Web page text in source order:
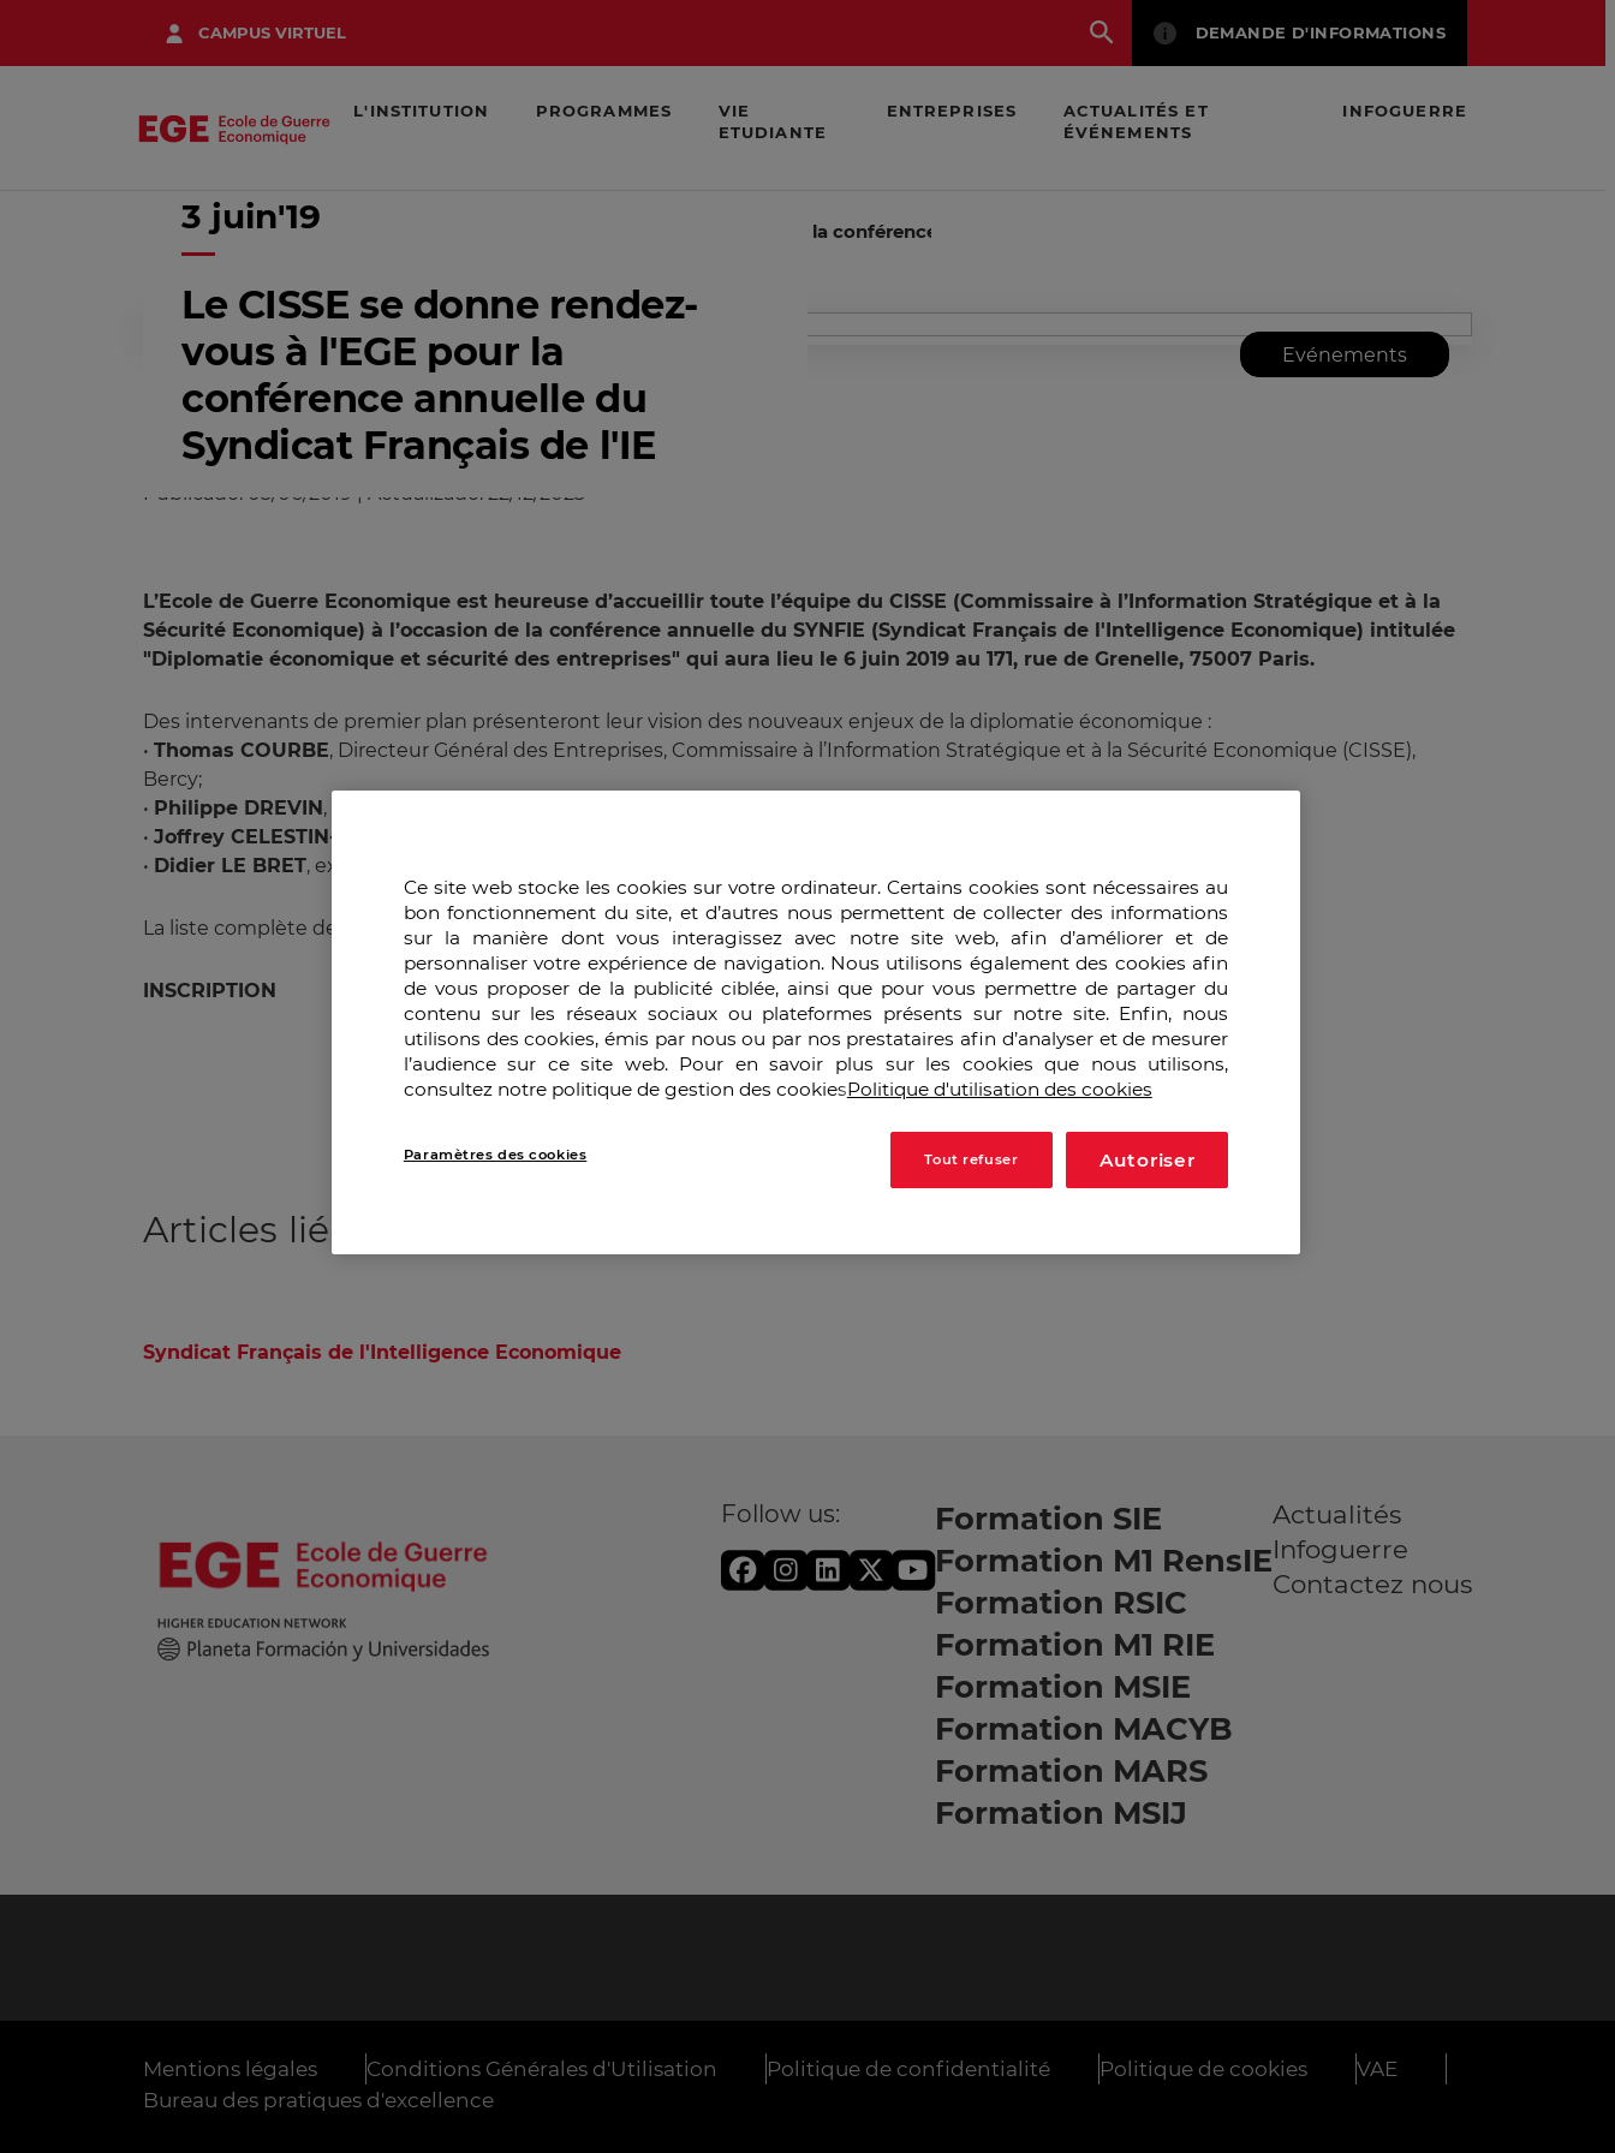
contenu
CAMPUS VIRTUEL DEMANDE D'INFORMATIONS
L'INSTITUTION PROGRAMMES
VIE
ETUDIANTE
ENTREPRISES
ACTUALITÉS ET
ÉVÉNEMENTS
INFOGUERRE
Accueil Actualités Le CISSE se donne rendez-vous à l'EGE pour la conférence annuelle du Syndicat Français de l'IE
3 juin'19
Le CISSE se donne rendez-
vous à l'EGE pour la
conférence annuelle du
Syndicat Français de l'IE
Evénements
Publicado: 03/06/2019 | Actualizado: 22/12/2023
L’Ecole de Guerre Economique est heureuse d’accueillir toute l’équipe du CISSE (Commissaire à l’Information Stratégique et à la
Sécurité Economique) à l’occasion de la conférence annuelle du SYNFIE (Syndicat Français de l'Intelligence Economique) intitulée
"Diplomatie économique et sécurité des entreprises" qui aura lieu le 6 juin 2019 au 171, rue de Grenelle, 75007 Paris.
Des intervenants de premier plan présenteront leur vision des nouveaux enjeux de la diplomatie économique :
• Thomas COURBE, Directeur Général des Entreprises, Commissaire à l’Information Stratégique et à la Sécurité Economique (CISSE),
Bercy;
• Philippe DREVIN , administrateur civil et secrétaire général au SISSE;
• Joffrey CELESTIN-URBAIN
• Didier LE BRET, ex CNR, ancien ambassadeur, associé senior de ESL NETWORK.
La liste complète des intervenants sera précisée prochainement.
INSCRIPTION
Articles liés
Syndicat Français de l'Intelligence Economique
Follow us:
Formation SIE
Formation M1 RensIE
Formation RSIC
Formation M1 RIE
Formation MSIE
Formation MACYB
Formation MARS
Formation MSIJ
Actualités
Infoguerre
Contactez nous
Mentions légales Conditions Générales d'Utilisation Politique de confidentialité Politique de cookies
VAE
Bureau des pratiques d'excellence
Ce site web stocke les cookies sur votre ordinateur. Certains cookies sont nécessaires au
bon fonctionnement du site, et d’autres nous permettent de collecter des informations
sur la manière dont vous interagissez avec notre site web, afin d’améliorer et de
personnaliser votre expérience de navigation. Nous utilisons également des cookies afin
de vous proposer de la publicité ciblée, ainsi que pour vous permettre de partager du
contenu sur les réseaux sociaux ou plateformes présents sur notre site. Enfin, nous
utilisons des cookies, émis par nous ou par nos prestataires afin d’analyser et de mesurer
l’audience sur ce site web. Pour en savoir plus sur les cookies que nous utilisons,
consultez notre politique de gestion des cookiesPolitique d'utilisation des cookies
Paramètres des cookies Tout refuser Autoriser